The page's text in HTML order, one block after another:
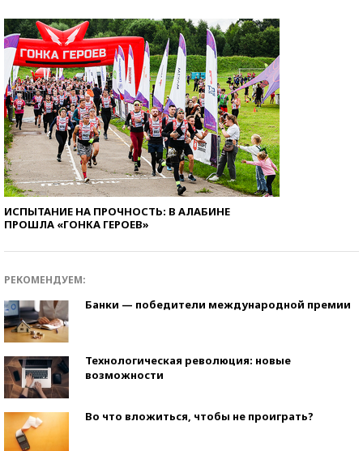
ИСПЫТАНИЕ НА ПРОЧНОСТЬ: В АЛАБИНЕ
ПРОШЛА «ГОНКА ГЕРОЕВ»
РЕКОМЕНДУЕМ:
Банки — победители международной премии
Технологическая революция: новые
возможности
Во что вложиться, чтобы не проиграть?